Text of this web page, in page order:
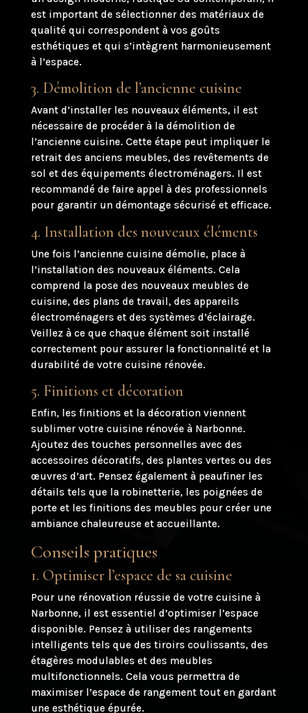
est important de sélectionner des matériaux de
qualité qui correspondent à vos goûts
esthétiques et qui s’intègrent harmonieusement
à l’espace.
3. Démolition de l’ancienne cuisine
Avant d’installer les nouveaux éléments, il est
nécessaire de procéder à la démolition de
l’ancienne cuisine. Cette étape peut impliquer le
retrait des anciens meubles, des revêtements de
sol et des équipements électroménagers. Il est
recommandé de faire appel à des professionnels
pour garantir un démontage sécurisé et efficace.
4. Installation des nouveaux éléments
Une fois l’ancienne cuisine démolie, place à
l’installation des nouveaux éléments. Cela
comprend la pose des nouveaux meubles de
cuisine, des plans de travail, des appareils
électroménagers et des systèmes d’éclairage.
Veillez à ce que chaque élément soit installé
correctement pour assurer la fonctionnalité et la
durabilité de votre cuisine rénovée.
5. Finitions et décoration
Enfin, les finitions et la décoration viennent
sublimer votre cuisine rénovée à Narbonne.
Ajoutez des touches personnelles avec des
accessoires décoratifs, des plantes vertes ou des
œuvres d’art. Pensez également à peaufiner les
détails tels que la robinetterie, les poignées de
porte et les finitions des meubles pour créer une
ambiance chaleureuse et accueillante.
Conseils pratiques
1. Optimiser l’espace de sa cuisine
Pour une rénovation réussie de votre cuisine à
Narbonne, il est essentiel d’optimiser l’espace
disponible. Pensez à utiliser des rangements
intelligents tels que des tiroirs coulissants, des
étagères modulables et des meubles
multifonctionnels. Cela vous permettra de
maximiser l’espace de rangement tout en gardant
une esthétique épurée.